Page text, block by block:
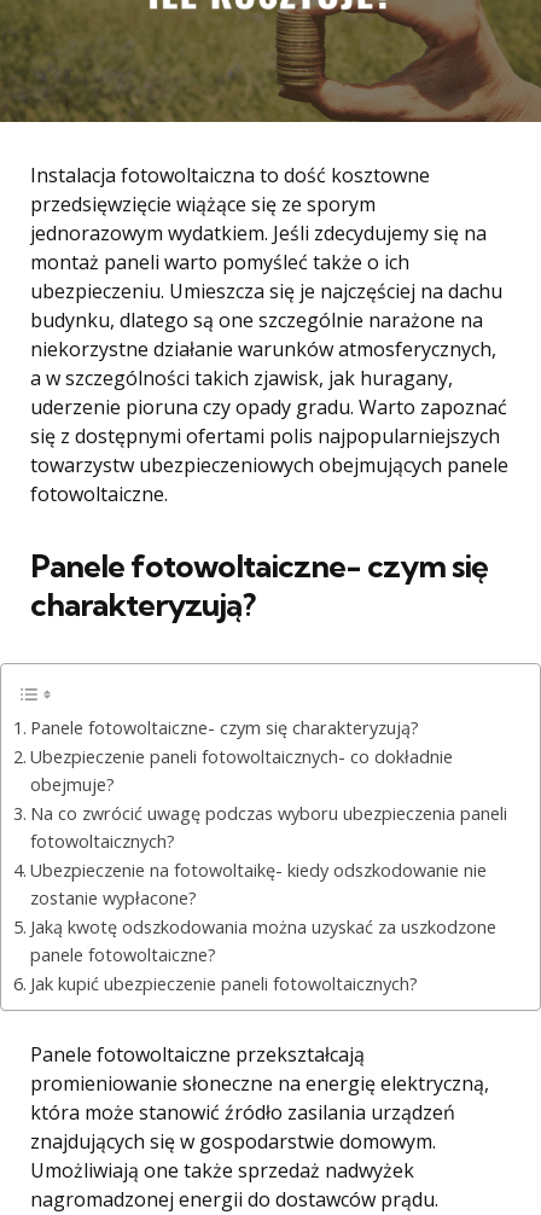
Instalacja fotowoltaiczna to dość kosztowne
przedsięwzięcie wiążące się ze sporym
jednorazowym wydatkiem. Jeśli zdecydujemy się na
montaż paneli warto pomyśleć także o ich
ubezpieczeniu. Umieszcza się je najczęściej na dachu
budynku, dlatego są one szczególnie narażone na
niekorzystne działanie warunków atmosferycznych,
a w szczególności takich zjawisk, jak huragany,
uderzenie pioruna czy opady gradu. Warto zapoznać
się z dostępnymi ofertami polis najpopularniejszych
towarzystw ubezpieczeniowych obejmujących panele
fotowoltaiczne.
Panele fotowoltaiczne- czym się
charakteryzują?
Panele fotowoltaiczne- czym się charakteryzują?
Ubezpieczenie paneli fotowoltaicznych- co dokładnie
obejmuje?
Na co zwrócić uwagę podczas wyboru ubezpieczenia paneli
fotowoltaicznych?
Ubezpieczenie na fotowoltaikę- kiedy odszkodowanie nie
zostanie wypłacone?
Jaką kwotę odszkodowania można uzyskać za uszkodzone
panele fotowoltaiczne?
Jak kupić ubezpieczenie paneli fotowoltaicznych?
Panele fotowoltaiczne przekształcają
promieniowanie słoneczne na energię elektryczną,
która może stanowić źródło zasilania urządzeń
znajdujących się w gospodarstwie domowym.
Umożliwiają one także sprzedaż nadwyżek
nagromadzonej energii do dostawców prądu.